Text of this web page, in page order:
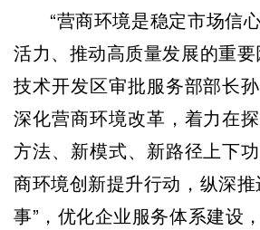
“营商环境是稳定市场信
活力、推动高质量发展的重
技术开发区审批服务部部长
深化营商环境改革，着力在
方法、新模式、新路径上下
商环境创新提升行动，纵深
事”，优化企业服务体系建设